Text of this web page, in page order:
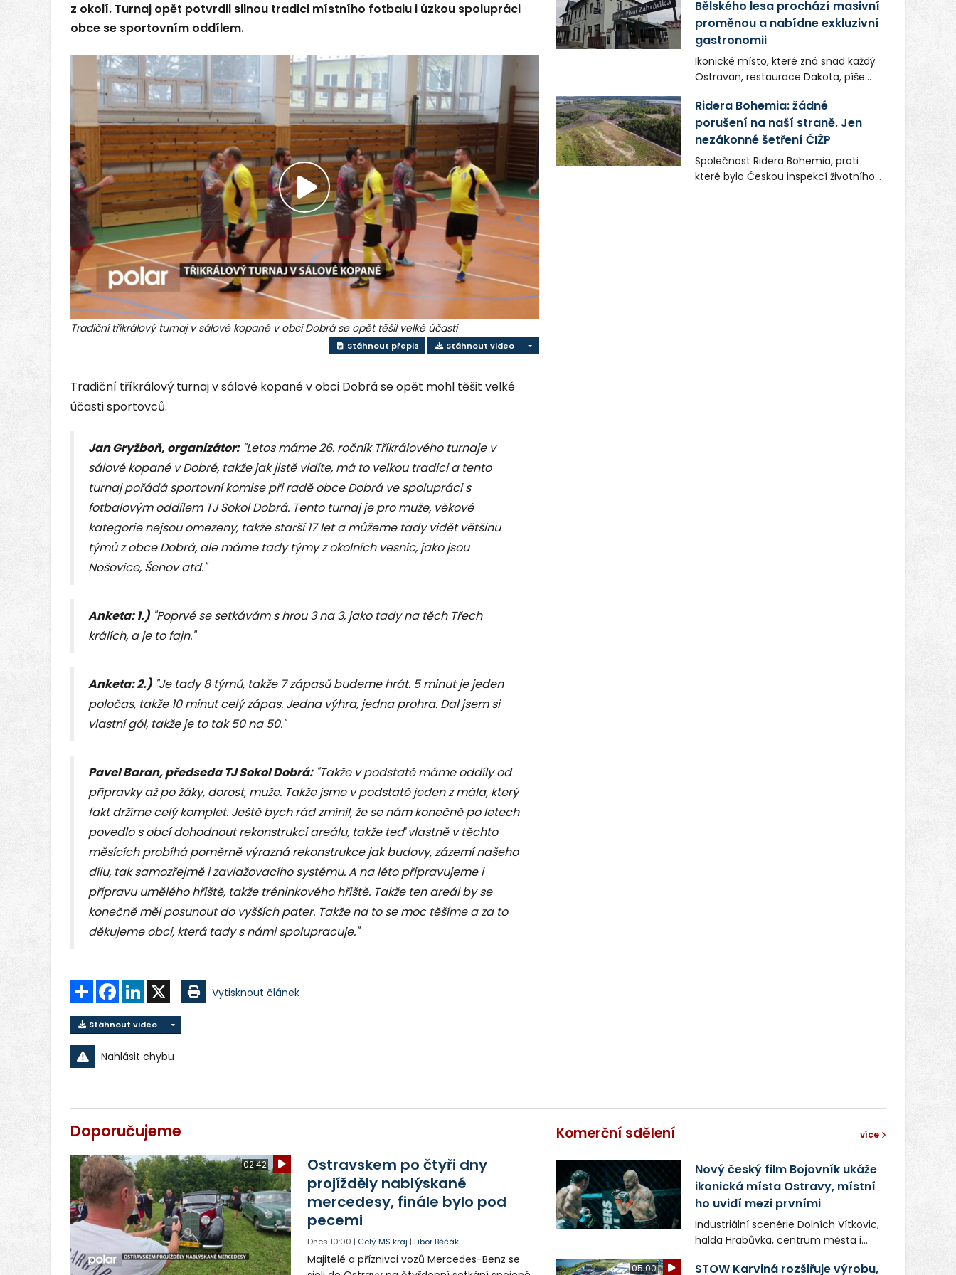
z okolí. Turnaj opět potvrdil silnou tradici místního fotbalu i úzkou spolupráci
obce se sportovním oddílem.
Přehrát
video
Tradiční tříkrálový turnaj v sálové kopané v obci Dobrá se opět těšil velké účasti
Stáhnout přepis Stáhnout video
Tradiční tříkrálový turnaj v sálové kopané v obci Dobrá se opět mohl těšit velké
účasti sportovců.
Jan Gryžboň, organizátor:"Letos máme 26. ročník Tříkrálového turnaje v
sálové kopané v Dobré, takže jak jistě vidíte, má to velkou tradici a tento
turnaj pořádá sportovní komise při radě obce Dobrá ve spolupráci s
fotbalovým oddílem TJ Sokol Dobrá. Tento turnaj je pro muže, věkové
kategorie nejsou omezeny, takže starší 17 let a můžeme tady vidět většinu
týmů z obce Dobrá, ale máme tady týmy z okolních vesnic, jako jsou
Nošovice, Šenov atd."
Anketa: 1.) "Poprvé se setkávám s hrou 3 na 3, jako tady na těch Třech
králích, a je to fajn."
Anketa: 2.) "Je tady 8 týmů, takže 7 zápasů budeme hrát. 5 minut je jeden
poločas, takže 10 minut celý zápas. Jedna výhra, jedna prohra. Dal jsem si
vlastní gól, takže je to tak 50 na 50."
Pavel Baran, předseda TJ Sokol Dobrá:"Takže v podstatě máme oddíly od
přípravky až po žáky, dorost, muže. Takže jsme v podstatě jeden z mála, který
fakt držíme celý komplet. Ještě bych rád zmínil, že se nám konečně po letech
povedlo s obcí dohodnout rekonstrukci areálu, takže teď vlastně v těchto
měsících probíhá poměrně výrazná rekonstrukce jak budovy, zázemí našeho
dílu, tak samozřejmě i zavlažovacího systému. A na léto připravujeme i
přípravu umělého hřiště, takže tréninkového hřiště. Takže ten areál by se
konečně měl posunout do vyšších pater. Takže na to se moc těšíme a za to
děkujeme obci, která tady s námi spolupracuje."
Sdílet FacebookLinkedIn Vytisknout článek
Stáhnout video
Nahlásit chybu
Bělského lesa prochází masivní
proměnou a nabídne exkluzivní
gastronomii
Ikonické místo, které zná snad každý
Ostravan, restaurace Dakota, píše
společnost Dang Investment Group
s.r.o. investuje do projektu přes 50
milionů korun. Cílem je přinést
Ostravě dva špičkové gastronomické
koncepty, které v regionu dosud
chyběly, luxusní středomořskou
Ridera Bohemia: žádné
porušení na naší straně. Jen
nezákonné šetření ČIŽP
Společnost Ridera Bohemia, proti
které bylo Českou inspekcí životního
Doporučujeme
02:42
Ostravskem po čtyři dny
projížděly nablýskané
mercedesy, finále bylo pod
pecemi
Dnes 10:00 | Celý MS kraj |Libor Běčák
Majitelé a příznivci vozů Mercedes-Benz se
Komerční sdělení více
Nový český film Bojovník ukáže
ikonická místa Ostravy, místní
ho uvidí mezi prvními
Industriální scenérie Dolních Vítkovic,
halda Hrabůvka, centrum města i
v novém filmu Bojovník, který vstoupí
05:00
STOW Karviná rozšiřuje výrobu,